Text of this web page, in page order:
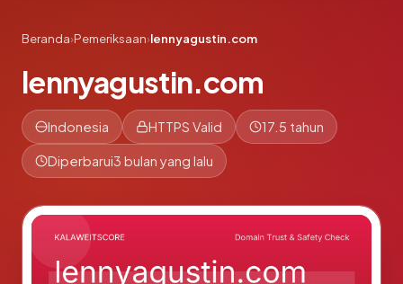
Beranda›Pemeriksaan›lennyagustin.com
lennyagustin.com
Indonesia HTTPS Valid 17.5 tahun
Diperbarui3 bulan yang lalu